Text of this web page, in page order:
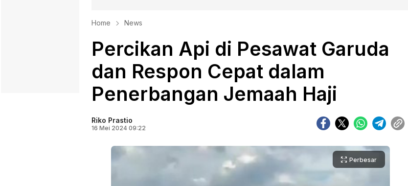
Home News
Percikan Api di Pesawat Garuda
dan Respon Cepat dalam
Penerbangan Jemaah Haji
Riko Prastio
16 Mei 2024 09:22
Perbesar